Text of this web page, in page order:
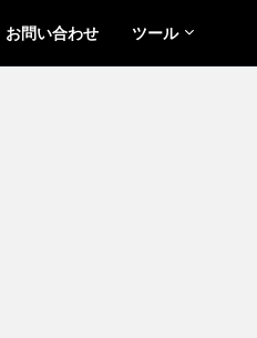
お問い合わせ ツール